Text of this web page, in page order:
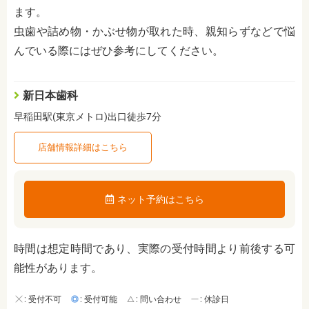
ます。
虫歯や詰め物・かぶせ物が取れた時、親知らずなどで悩
んでいる際にはぜひ参考にしてください。
新日本歯科
早稲田駅(東京メトロ)出口徒歩7分
店舗情報詳細はこちら
ネット予約はこちら
時間は想定時間であり、実際の受付時間より前後する可
能性があります。
: 受付不可 : 受付可能 : 問い合わせ : 休診日